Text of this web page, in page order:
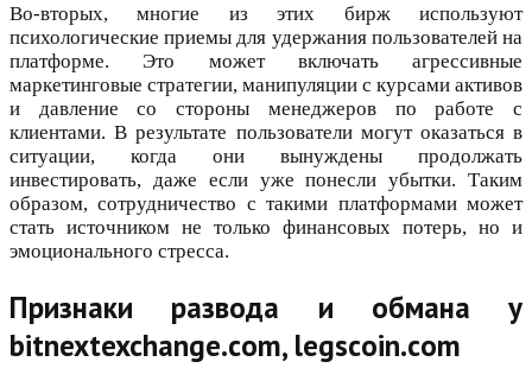
Во-вторых, многие из этих бирж используют
психологические приемы для удержания пользователей на
платформе. Это может включать агрессивные
маркетинговые стратегии, манипуляции с курсами активов
и давление со стороны менеджеров по работе с
клиентами. В результате пользователи могут оказаться в
ситуации, когда они вынуждены продолжать
инвестировать, даже если уже понесли убытки. Таким
образом, сотрудничество с такими платформами может
стать источником не только финансовых потерь, но и
эмоционального стресса.
Признаки развода и обмана у
bitnextexchange.com, legscoin.com